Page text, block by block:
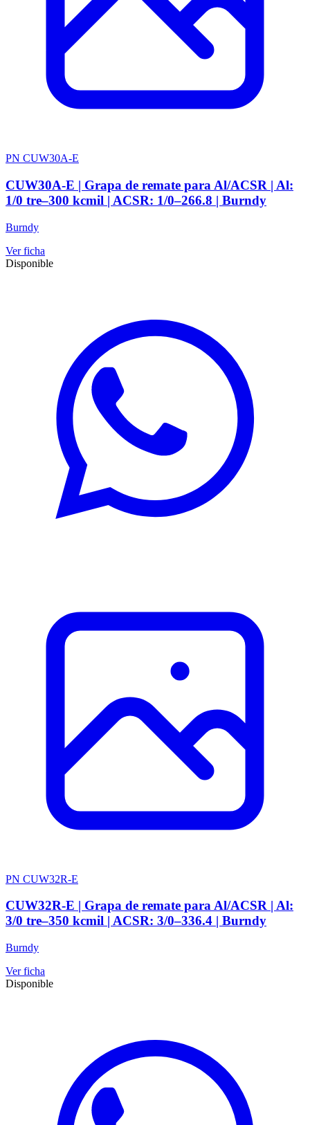
PN CUW30A-E
CUW30A-E | Grapa de remate para Al/ACSR | Al:
1/0 tre–300 kcmil | ACSR: 1/0–266.8 | Burndy
Burndy
Ver ficha
Disponible
PN CUW32R-E
CUW32R-E | Grapa de remate para Al/ACSR | Al:
3/0 tre–350 kcmil | ACSR: 3/0–336.4 | Burndy
Burndy
Ver ficha
Disponible